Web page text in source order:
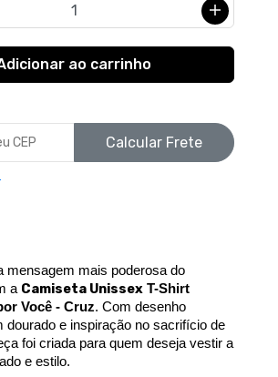
Calcular Frete
mensagem mais poderosa do
a Camiseta Unissex T-Shirt
Você - Cruz. Com desenho
dourado e inspiração no sacrifício de
foi criada para quem deseja vestir a
e estilo.